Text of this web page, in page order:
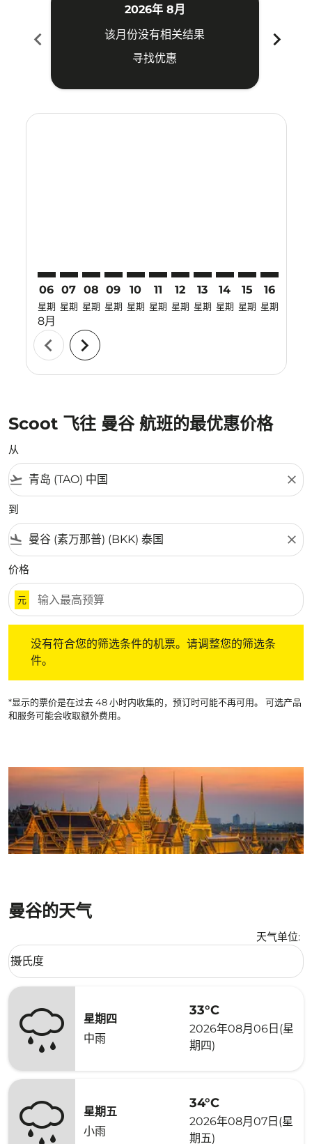
chevron_left
2026年 8月
该月份没有相关结果
寻找优惠
chevron_right
06
星期
8月
07
星期
08
星期
09
星期
10
星期
11
星期
12
星期
13
星期
14
星期
15
星期
16
星期
chevron_left chevron_right
Scoot 飞往 曼谷 航班的最优惠价格
从
flight_takeoff close
到
flight_land close
价格
元
没有符合您的筛选条件的机票。请调整您的筛选条
件。
*显示的票价是在过去 48 小时内收集的，预订时可能不再可用。 可选产品
和服务可能会收取额外费用。
曼谷的天气
天气单位:
Weather unit option 摄氏度 Selected
摄氏度
keyboard_arrow_down
星期四
中雨
33°C
2026年08月06日(星
期四)
星期五
小雨
34°C
2026年08月07日(星
期五)